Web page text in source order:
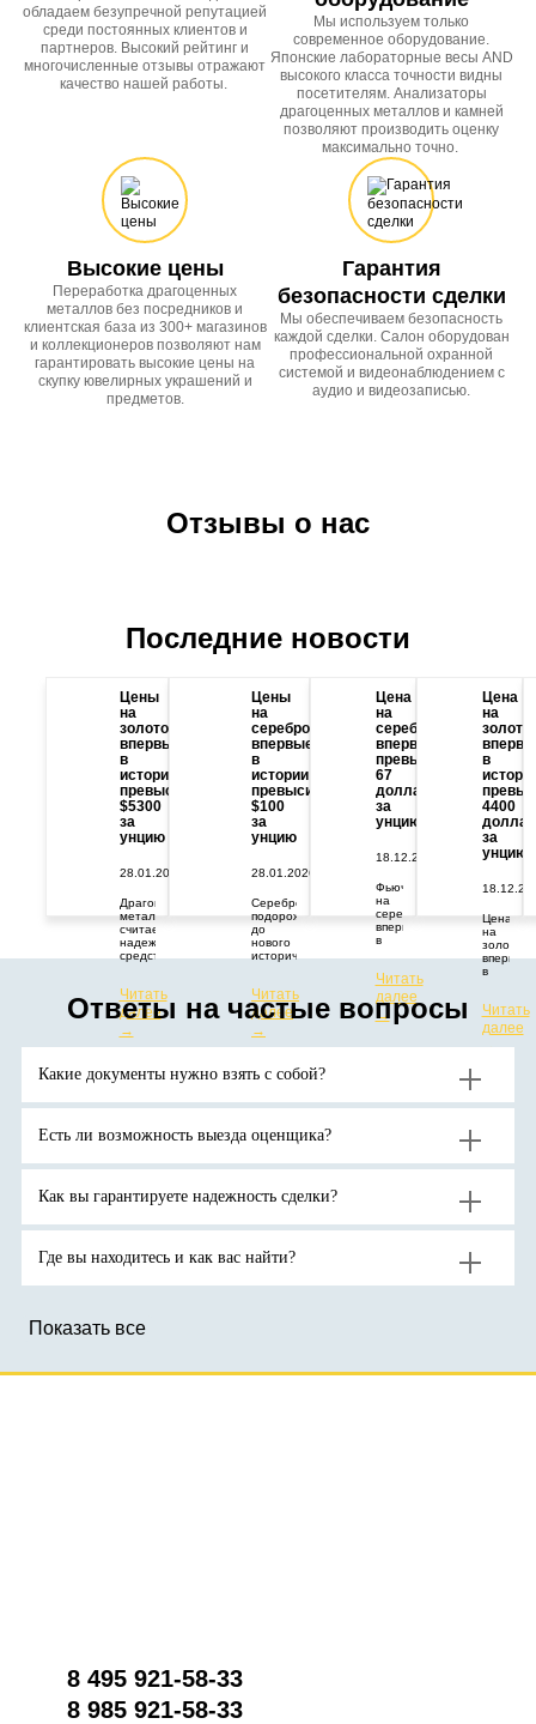
обладаем безупречной репутацией
среди постоянных клиентов и
партнеров. Высокий рейтинг и
многочисленные отзывы отражают
качество нашей работы.
Мы используем только
современное оборудование.
Японские лабораторные весы AND
высокого класса точности видны
посетителям. Анализаторы
драгоценных металлов и камней
позволяют производить оценку
максимально точно.
Высокие цены
Переработка драгоценных
металлов без посредников и
клиентская база из 300+ магазинов
и коллекционеров позволяют нам
гарантировать высокие цены на
скупку ювелирных украшений и
предметов.
Гарантия
безопасности сделки
Мы обеспечиваем безопасность
каждой сделки. Салон оборудован
профессиональной охранной
системой и видеонаблюдением с
аудио и видеозаписью.
Отзывы о нас
Последние новости
Цены
на
золото
впервые
в
истории
превысили
$5300
за
унцию
28.01.2026
Драгоценный
металл
считается
надежным
средством
от
геополитических
и
экономических
потрясений.
ожидают
продолжения
роста
золото
новых
Читать
далее
→
Цены
на
серебро
впервые
в
истории
превысили
$100
за
унцию
28.01.2026
Серебро
подорожало
до
нового
исторического
растут
из-за
дефицита
поставок
и
спроса
активы-
фоне
неопределенности.
Читать
далее
→
Цена
на
серебро
впервые
превысила
67
долларов
за
унцию
18.12.2025
Фьючерс
на
серебро
впервые
в
67
долларов
за
тройскую
Читать
далее
→
Цена
на
золото
в
4400
за
унцию
Цена
на
золото
впервые
в
отметку
в
4400
Читать
далее
→
Ответы на частые вопросы
Какие документы нужно взять с собой?
Есть ли возможность выезда оценщика?
Как вы гарантируете надежность сделки?
Где вы находитесь и как вас найти?
Показать все
8 495 921-58-33
8 985 921-58-33